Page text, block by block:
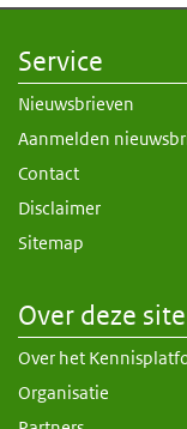
Service
Nieuwsbrieven
Aanmelden
Contact
Disclaimer
Sitemap
Over deze site
Over het
Organisatie